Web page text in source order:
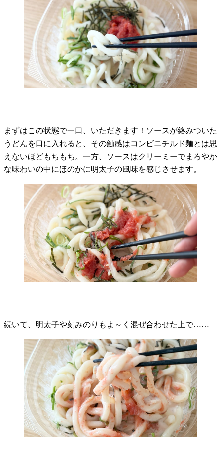
まずはこの状態で一口、いただきます！ソースが絡みついた
うどんを口に入れると、その触感はコンビニチルド麺とは思
えないほどもちもち。一方、ソースはクリーミーでまろやか
な味わいの中にほのかに明太子の風味を感じさせます。
続いて、明太子や刻みのりもよ～く混ぜ合わせた上で……